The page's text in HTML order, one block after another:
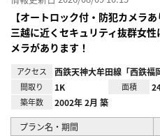
【オートロック付・防犯カメラ
三越に近くセキュリティ抜群女
メラがあります！
アクセス 西鉄天神大牟田線「西鉄福
間取り 1K 面積
築年数 2002年 2月 築
プラン名・期間